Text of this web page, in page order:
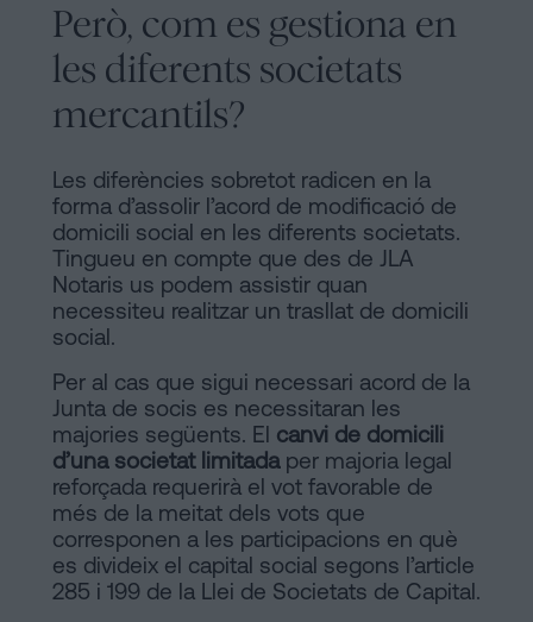
Però, com es gestiona en
les diferents societats
mercantils?
Les diferències sobretot radicen en la
forma d’assolir l’acord de modificació de
domicili social en les diferents societats.
Tingueu en compte que des de JLA
Notaris us podem assistir quan
necessiteu realitzar un trasllat de domicili
social.
Per al cas que sigui necessari acord de la
Junta de socis es necessitaran les
majories següents. El canvi de domicili
d’una societat limitadaper majoria legal
reforçada requerirà el vot favorable de
més de la meitat dels vots que
corresponen a les participacions en què
es divideix el capital social segons l’article
285 i 199 de la Llei de Societats de Capital.